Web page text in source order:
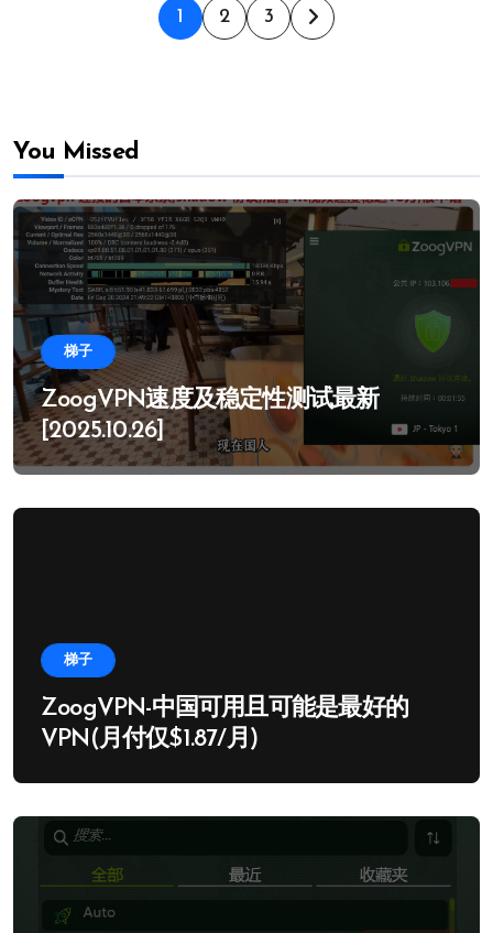
文1 2 3
You Missed
梯子
ZoogVPN速度及稳定性测试最新
[2025.10.26]
梯子
ZoogVPN-中国可用且可能是最好的
VPN(月付仅$1.87/月)